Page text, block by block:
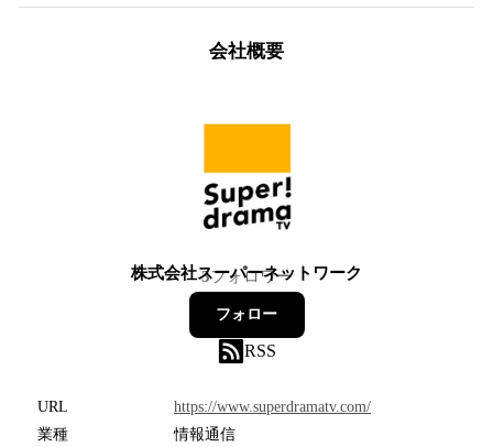
会社概要
株式会社スーパーネットワーク
3フォロワー
フォロー
RSS
URL
https://www.superdramatv.com/
業種
情報通信